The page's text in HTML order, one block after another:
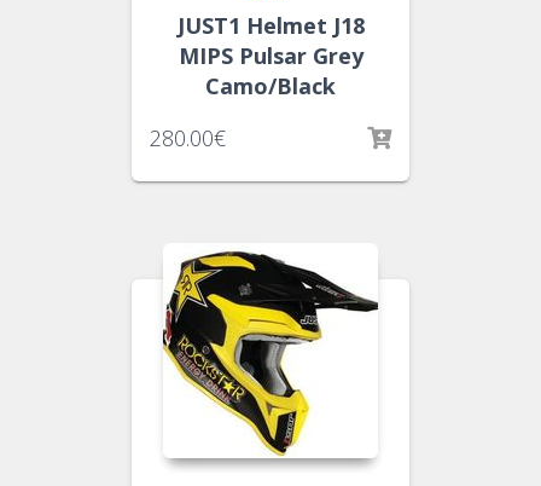
JUST1 Helmet J18
MIPS Pulsar Grey
Camo/Black
280.00€